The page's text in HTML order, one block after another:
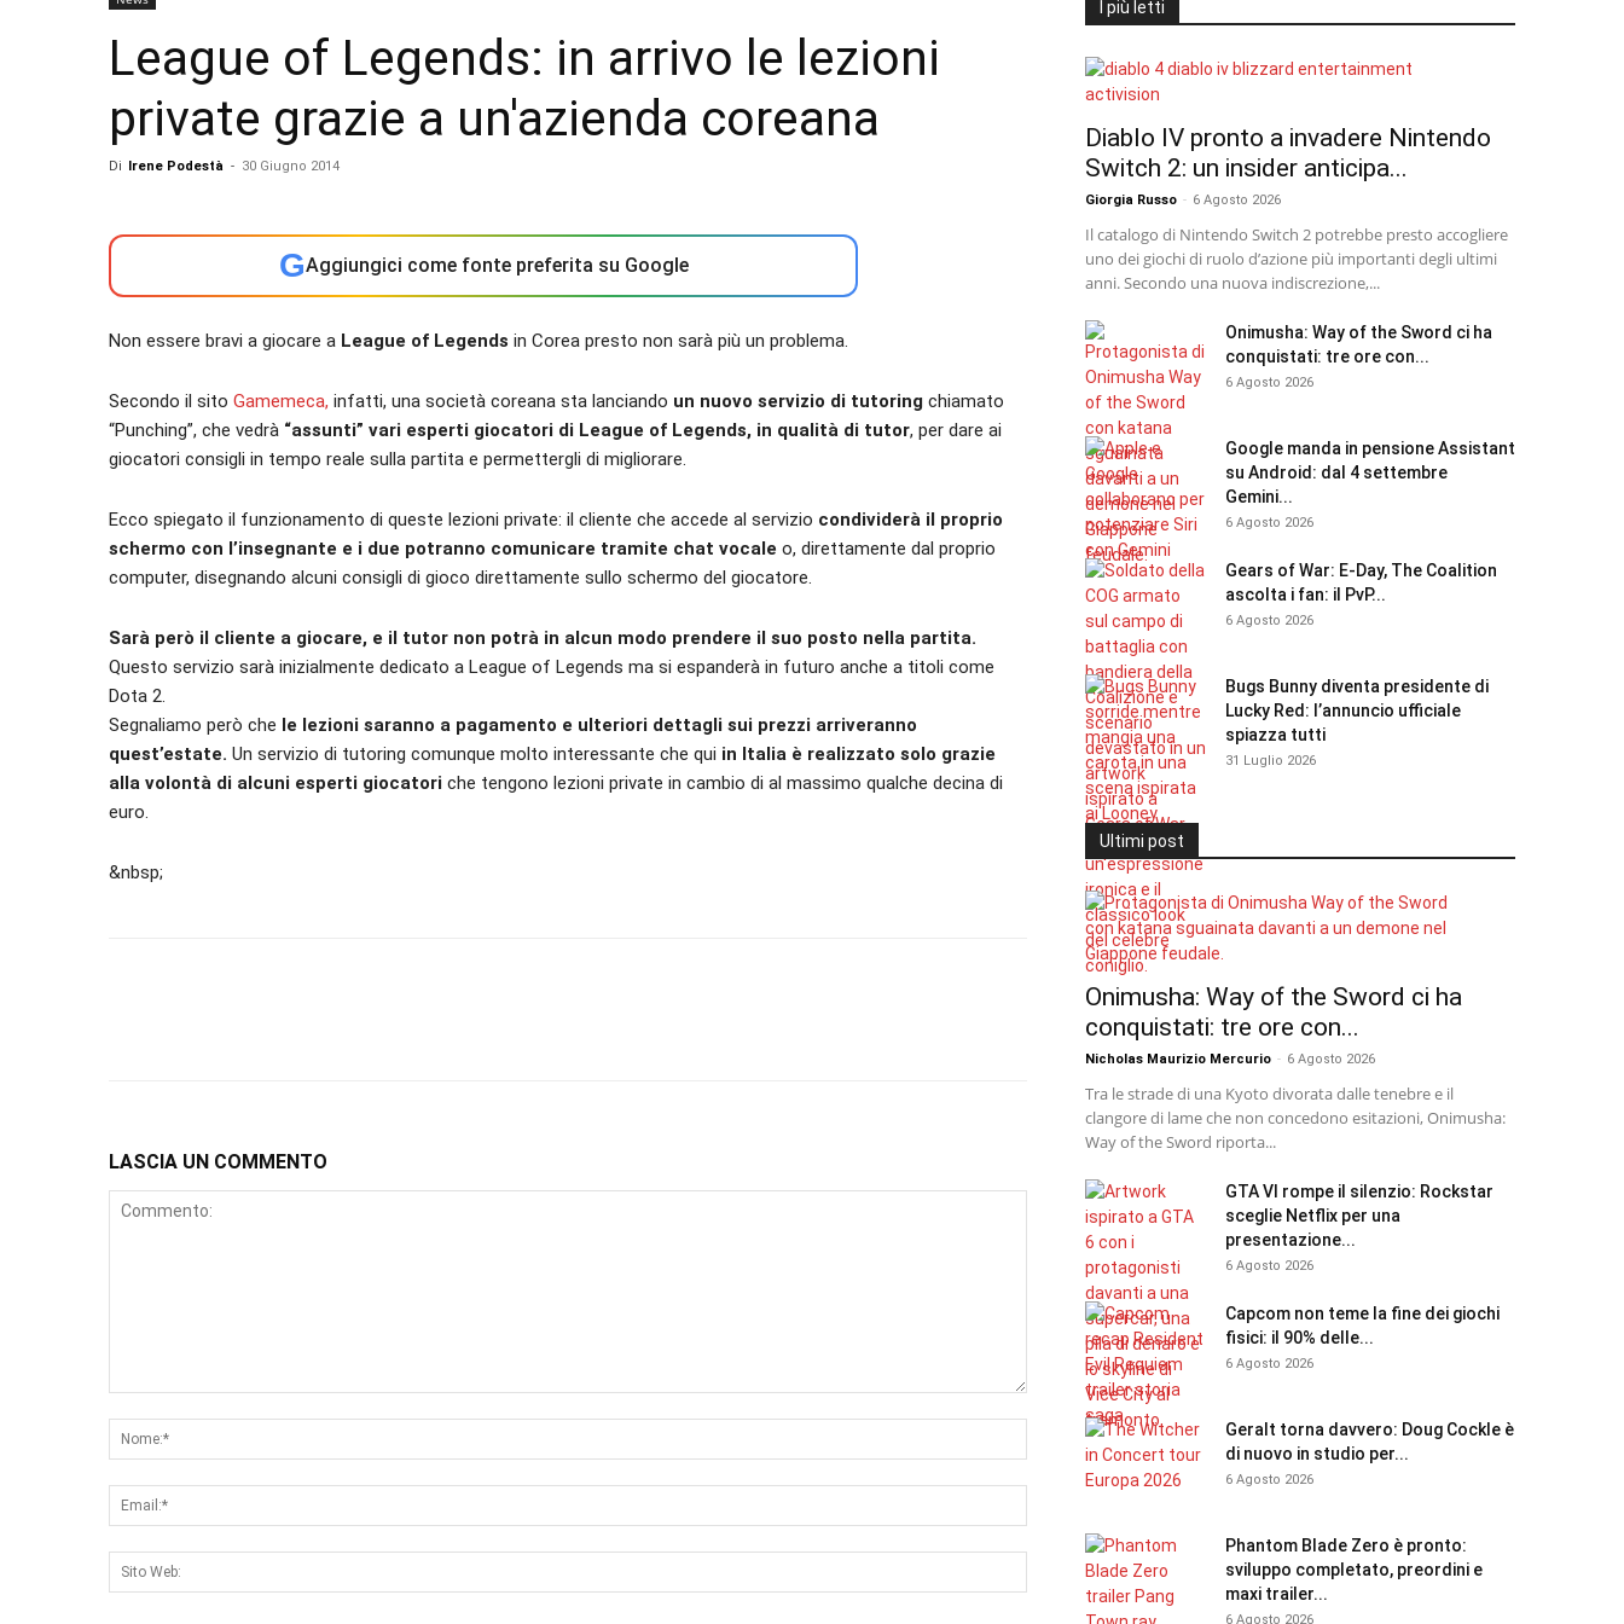
League of Legends: in arrivo le lezioni
private grazie a un'azienda coreana
Di Irene Podestà - 30 Giugno 2014
GAggiungici come fonte preferita su Google
Non essere bravi a giocare a League of Legends in Corea presto non sarà più un problema.
Secondo il sito Gamemeca, infatti, una società coreana sta lanciando un nuovo servizio di tutoring chiamato
“Punching”, che vedrà “assunti” vari esperti giocatori di League of Legends, in qualità di tutor, per dare ai
giocatori consigli in tempo reale sulla partita e permettergli di migliorare.
Ecco spiegato il funzionamento di queste lezioni private: il cliente che accede al servizio condividerà il proprio
schermo con l’insegnante e i due potranno comunicare tramite chat vocale o, direttamente dal proprio
computer, disegnando alcuni consigli di gioco direttamente sullo schermo del giocatore.
Sarà però il cliente a giocare, e il tutor non potrà in alcun modo prendere il suo posto nella partita.
Questo servizio sarà inizialmente dedicato a League of Legends ma si espanderà in futuro anche a titoli come
Dota 2.
Segnaliamo però che le lezioni saranno a pagamento e ulteriori dettagli sui prezzi arriveranno
quest’estate. Un servizio di tutoring comunque molto interessante che qui in Italia è realizzato solo grazie
alla volontà di alcuni esperti giocatori che tengono lezioni private in cambio di al massimo qualche decina di
euro.
&nbsp;
LASCIA UN COMMENTO
I più letti
Diablo IV pronto a invadere Nintendo
Switch 2: un insider anticipa...
Giorgia Russo - 6 Agosto 2026
Il catalogo di Nintendo Switch 2 potrebbe presto accogliere
uno dei giochi di ruolo d’azione più importanti degli ultimi
anni. Secondo una nuova indiscrezione,...
Onimusha: Way of the Sword ci ha
conquistati: tre ore con...
6 Agosto 2026
Google manda in pensione Assistant
su Android: dal 4 settembre
Gemini...
6 Agosto 2026
Gears of War: E-Day, The Coalition
ascolta i fan: il PvP...
6 Agosto 2026
Bugs Bunny diventa presidente di
Lucky Red: l’annuncio ufficiale
spiazza tutti
31 Luglio 2026
Ultimi post
Onimusha: Way of the Sword ci ha
conquistati: tre ore con...
Nicholas Maurizio Mercurio - 6 Agosto 2026
Tra le strade di una Kyoto divorata dalle tenebre e il
clangore di lame che non concedono esitazioni, Onimusha:
Way of the Sword riporta...
GTA VI rompe il silenzio: Rockstar
sceglie Netflix per una
presentazione...
6 Agosto 2026
Capcom non teme la fine dei giochi
fisici: il 90% delle...
6 Agosto 2026
Geralt torna davvero: Doug Cockle è
di nuovo in studio per...
6 Agosto 2026
Phantom Blade Zero è pronto:
sviluppo completato, preordini e
maxi trailer...
6 Agosto 2026